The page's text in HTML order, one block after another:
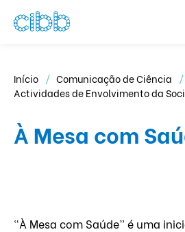
Início
Comunicação de Ciência
Actividades de Envolvimento da
À Mesa com
“À Mesa com Saúde” é uma